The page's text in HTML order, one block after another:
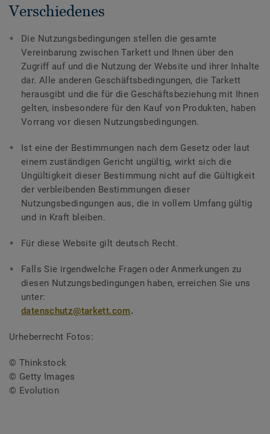
Verschiedenes
Die Nutzungsbedingungen stellen die gesamte
Vereinbarung zwischen Tarkett und Ihnen über den
Zugriff auf und die Nutzung der Website und ihrer Inhalte
dar. Alle anderen Geschäftsbedingungen, die Tarkett
herausgibt und die für die Geschäftsbeziehung mit Ihnen
gelten, insbesondere für den Kauf von Produkten, haben
Vorrang vor diesen Nutzungsbedingungen.
Ist eine der Bestimmungen nach dem Gesetz oder laut
einem zuständigen Gericht ungültig, wirkt sich die
Ungültigkeit dieser Bestimmung nicht auf die Gültigkeit
der verbleibenden Bestimmungen dieser
Nutzungsbedingungen aus, die in vollem Umfang gültig
und in Kraft bleiben.
Für diese Website gilt deutsch Recht.
Falls Sie irgendwelche Fragen oder Anmerkungen zu
diesen Nutzungsbedingungen haben, erreichen Sie uns
unter:
datenschutz@tarkett.com.
Urheberrecht Fotos:
© Thinkstock
© Getty Images
© Evolution